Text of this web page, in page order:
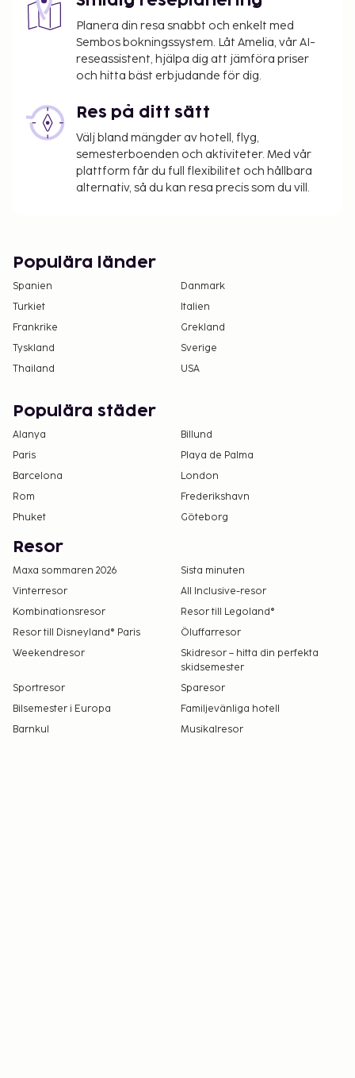
Planera din resa snabbt och enkelt med
Sembos bokningssystem. Låt Amelia, vår AI-
reseassistent, hjälpa dig att jämföra priser
och hitta bäst erbjudande för dig.
Res på ditt sätt
Välj bland mängder av hotell, flyg,
semesterboenden och aktiviteter. Med vår
plattform får du full flexibilitet och hållbara
alternativ, så du kan resa precis som du vill.
Populära länder
Spanien
Danmark
Turkiet
Italien
Frankrike
Grekland
Tyskland
Sverige
Thailand
USA
Populära städer
Alanya
Billund
Paris
Playa de Palma
Barcelona
London
Rom
Frederikshavn
Phuket
Göteborg
Resor
Maxa sommaren 2026
Sista minuten
Vinterresor
All Inclusive-resor
Kombinationsresor
Resor till Legoland®
Resor till Disneyland® Paris
Öluffarresor
Weekendresor
Skidresor – hitta din perfekta
skidsemester
Sportresor
Sparesor
Bilsemester i Europa
Familjevänliga hotell
Barnkul
Musikalresor